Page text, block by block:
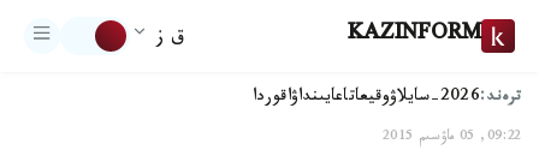
KAZINFORM ق ز
ترەند:2026-سايلاۋ وقيعاتاعايىنداۋاقوردا
09:22, 05 ماۋسىم 2015